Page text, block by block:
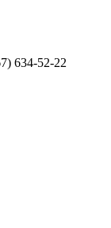
634-52-22